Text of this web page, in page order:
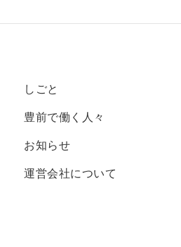
しごと
豊前で働く人々
お知らせ
運営会社について